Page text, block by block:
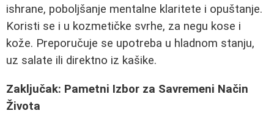
ishrane, poboljšanje mentalne klaritete i opuštanje.
Koristi se i u kozmetičke svrhe, za negu kose i
kože. Preporučuje se upotreba u hladnom stanju,
uz salate ili direktno iz kašike.
Zaključak: Pametni Izbor za Savremeni Način
Života